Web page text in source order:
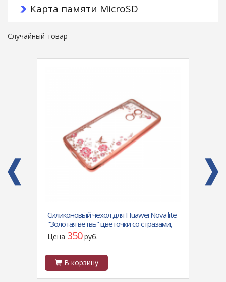
Карта памяти MicroSD
Случайный товар
Силиконовый чехол для Huawei Nova lite
"Золотая ветвь" цветочки со стразами,
розовое-золото
Цена 350руб.
В корзину